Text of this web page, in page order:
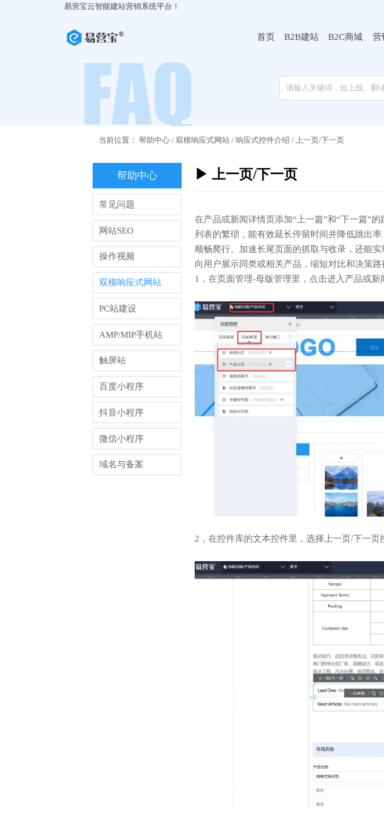
易营宝云智能建站营销系统平台！
首页 B2B建站 B2C商城 营
当前位置： 帮助中心/ 双模响应式网站/ 响应式控件介绍 / 上一页/下一页
帮助中心
常见问题
网站SEO
操作视频
双模响应式网站
PC站建设
AMP/MIP手机站
触屏站
百度小程序
抖音小程序
微信小程序
域名与备案
▶ 上一页/下一页
在产品或新闻详情页添加“上一篇”和“下一篇”
列表的繁琐，能有效延长停留时间并降低跳出
顺畅爬行、加速长尾页面的抓取与收录，还能
向用户展示同类或相关产品，缩短对比和决策
1，在页面管理-母版管理里，点击进入产品或新
2，在控件库的文本控件里，选择上一页/下一